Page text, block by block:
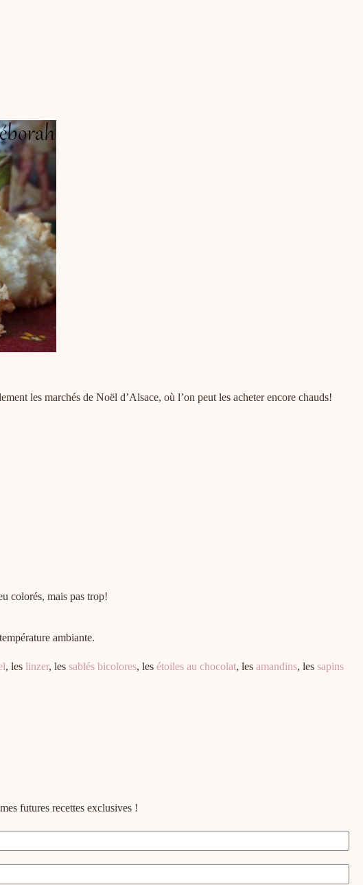
les marchés de Noël d’Alsace, où l’on peut les acheter encore chauds!
colorés, mais pas trop!
ambiante.
, les linzer, les sablés bicolores, les étoiles au chocolat, les amandins, les sapins
futures recettes exclusives !